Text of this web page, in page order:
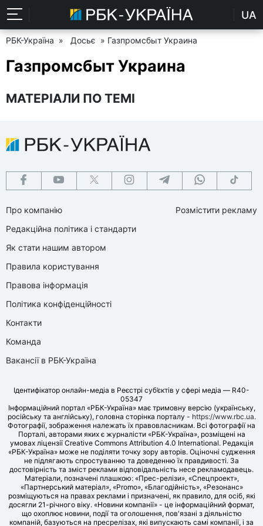
UA
РБК-Україна » Досьє » Газпромсбыт Украина
Газпромсбыт Украина
МАТЕРІАЛИ ПО ТЕМІ
Про компанію
Редакційна політика і стандарти
Як стати нашим автором
Правила користування
Правова інформація
Політика конфіденційності
Контакти
Команда
Вакансії в РБК-Україна
Розмістити рекламу
Ідентифікатор онлайн-медіа в Реєстрі суб’єктів у сфері медіа — R40-
05347
Інформаційний портал «РБК-Україна» має тримовну версію (українську,
російську та англійську), головна сторінка порталу - https://www.rbc.ua.
Фотографії, зображення належать їх правовласникам. Всі фотографії на
Порталі, авторами яких є журналісти «РБК-Україна», розміщені на
умовах ліцензії Creative Commons Attribution 4.0 International. Редакція
«РБК-Україна» може не поділяти точку зору авторів. Оціночні судження
не підлягають спростуванню та доведенню їх правдивості. За
достовірність та зміст реклами відповідальність несе рекламодавець.
Матеріали, позначені плашкою: «Прес-релізи», «Спецпроект»,
«Партнерський матеріал», «Promo», «Благодійність», «Резонанс»
розміщуються на правах реклами і призначені, як правило, для осіб, які
досягли 21-річного віку. «Новини компанії» - це інформаційний формат,
що охоплює новини, події та оголошення, пов'язані з діяльністю
компаній, базуються на пресрелізах, які випускають самі компанії, і за